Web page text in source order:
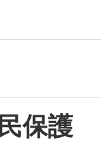
保護